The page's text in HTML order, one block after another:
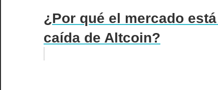
¿Por qué el mercado
caída de Altcoin?